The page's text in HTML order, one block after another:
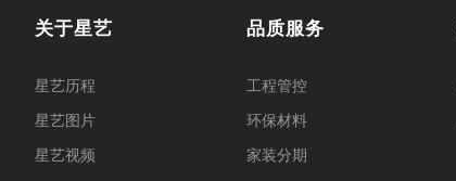
关于星艺
星艺历程
星艺图片
星艺视频
品质服务
工程管控
环保材料
家装分期